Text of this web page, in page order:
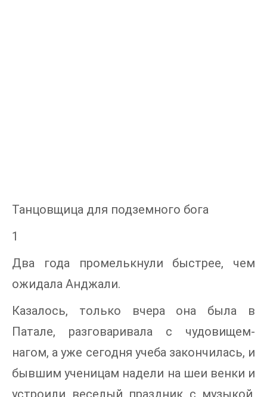
Танцовщица для подземного бога
1
Два года промелькнули быстрее, чем
ожидала Анджали.
Казалось, только вчера она была в
Патале, разговаривала с чудовищем-
нагом, а уже сегодня учеба закончилась, и
бывшим ученицам надели на шеи венки и
устроили веселый праздник с музыкой,